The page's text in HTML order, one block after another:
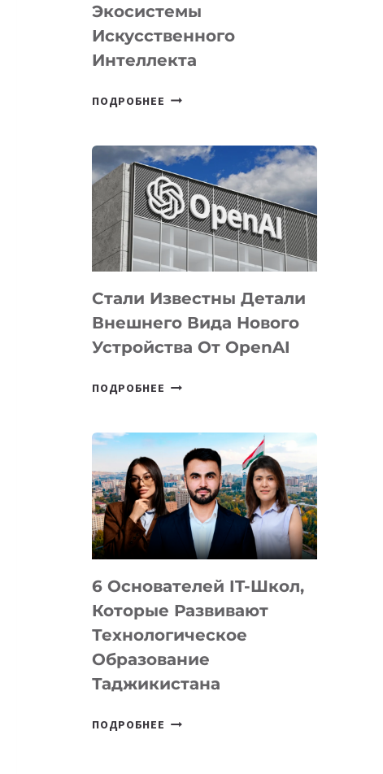
Экосистемы
Искусственного
Интеллекта
ПОДРОБНЕЕ В
ПРИОРИТЕТНЫЕ
ЗАДАЧИ
ПО
РАЗВИТИЮ
ЭКОСИСТЕМЫ
ИСКУССТВЕННОГО
Стали Известны Детали
Внешнего Вида Нового
Устройства От OpenAI
ПОДРОБНЕЕ СТАЛИ
ВНЕШНЕГО
ВИДА
НОВОГО
УСТРОЙСТВА
OPENAI
6 Основателей IT-Школ,
Которые Развивают
Технологическое
Образование
Таджикистана
ПОДРОБНЕЕ